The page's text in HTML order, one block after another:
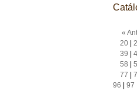
«
20|
39
58
77
96
97